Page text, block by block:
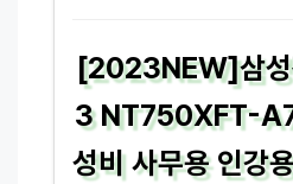
[2023NEW]삼성
3 NT750XFT-
성비 사무용 인강